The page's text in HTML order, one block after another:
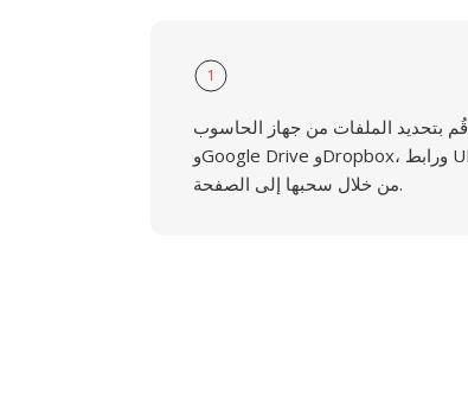
1
قُم بتحديد الملفات من جهاز الحاسوب
وGoogle Drive وDropbox، ورابط URL أو
من خلال سحبها إلى الصفحة.